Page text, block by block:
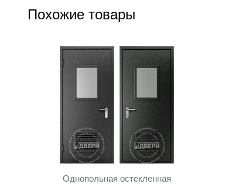
Похожие товары
Однопольная остекленная